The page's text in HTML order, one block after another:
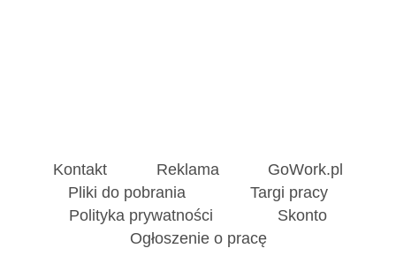
Kontakt Reklama
GoWork.pl
Pliki do pobrania
Targi pracy
Polityka prywatności
Skonto
Ogłoszenie o pracę